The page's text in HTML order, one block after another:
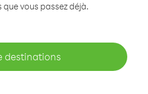
vous passez déjà.
destinations